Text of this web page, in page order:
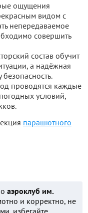
ощущения
видом с
непередаваемое
совершить
состав обучит
а надёжная
проводятся каждые
условий,
парашютного
аэроклуб им.
и корректно, не
избегайте